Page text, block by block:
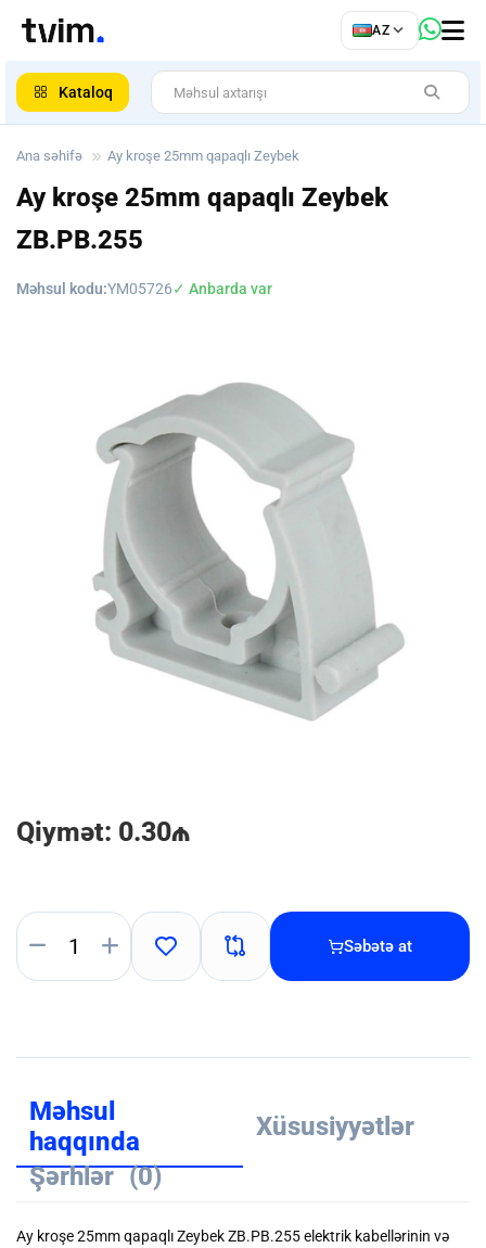
AZ
Kataloq
Ana səhifə Ay kroşe 25mm qapaqlı Zeybek
Ay kroşe 25mm qapaqlı Zeybek
ZB.PB.255
Məhsul kodu:YM05726✓ Anbarda var
Qiymət: 0.30₼
Səbətə at
Məhsul
haqqında
Xüsusiyyətlər
Şərhlər (0)
Ay kroşe 25mm qapaqlı Zeybek ZB.PB.255 elektrik kabellərinin və